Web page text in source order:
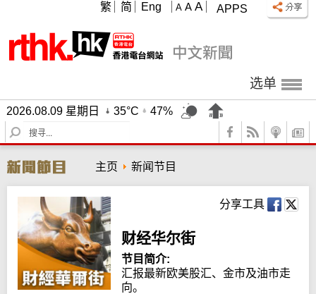
APPS
A A A
繁 简 Eng
选单
2026.08.09 星期日 35°C
47%
S
e
r
c
h
主页 新闻节目
分享工具
财经华尔街
节目简介:
汇报最新欧美股汇、金市及油市走
向。